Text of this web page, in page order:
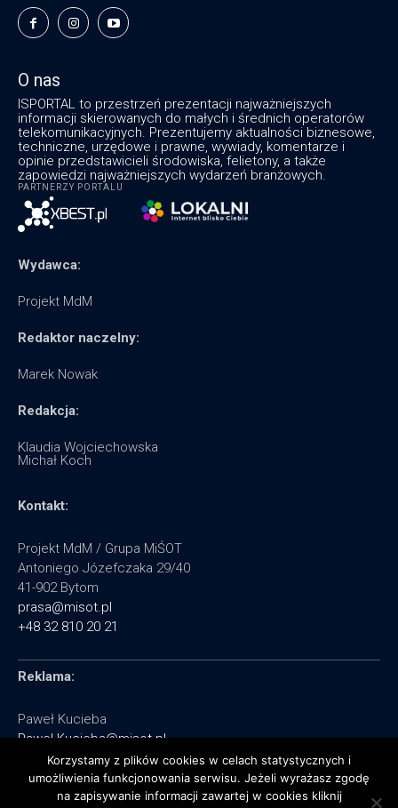
O nas
ISPORTAL to przestrzeń prezentacji najważniejszych
informacji skierowanych do małych i średnich operatorów
telekomunikacyjnych. Prezentujemy aktualności biznesowe,
techniczne, urzędowe i prawne, wywiady, komentarze i
opinie przedstawicieli środowiska, felietony, a także
zapowiedzi najważniejszych wydarzeń branżowych.
PARTNERZY PORTALU
Wydawca:
Projekt MdM
Redaktor naczelny:
Marek Nowak
Redakcja:
Klaudia Wojciechowska
Michał Koch
Kontakt:
Projekt MdM / Grupa MiŚOT
Antoniego Józefczaka 29/40
41-902 Bytom
prasa@misot.pl
+48 32 810 20 21
Reklama:
Paweł Kucieba
Pawel.Kucieba@misot.pl
+48 602 495 064
Korzystamy z plików cookies w celach statystycznych i
umożliwienia funkcjonowania serwisu. Jeżeli wyrażasz zgodę
na zapisywanie informacji zawartej w cookies kliknij